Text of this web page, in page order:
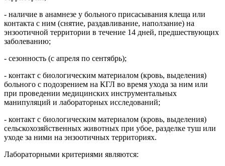
- наличие в анамнезе у больного присасывания клеща или
контакта с ним (снятие, раздавливание, наползание) на
энзоотичной территории в течение 14 дней, предшествующих
заболеванию;
- сезонность (с апреля по сентябрь);
- контакт с биологическим материалом (кровь, выделения)
больного с подозрением на КГЛ во время ухода за ним или
при проведении медицинских инструментальных
манипуляций и лабораторных исследований;
- контакт с биологическим материалом (кровь, выделения)
сельскохозяйственных животных при убое, разделке туш или
уходе за ними на энзоотичных территориях.
Лабораторными критериями являются: